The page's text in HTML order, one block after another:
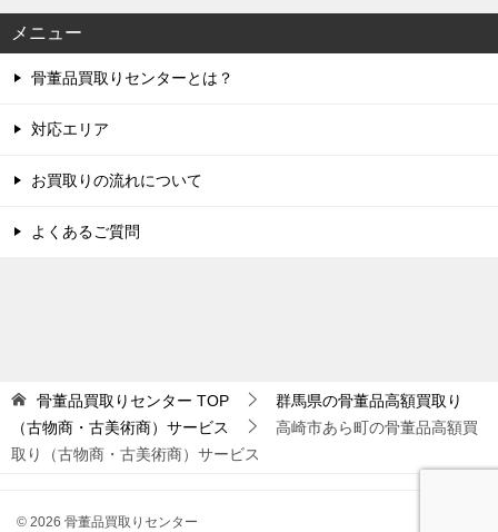
メニュー
骨董品買取りセンターとは？
対応エリア
お買取りの流れについて
よくあるご質問
骨董品買取りセンター TOP
群馬県の骨董品高額買取り
（古物商・古美術商）サービス
高崎市あら町の骨董品高額買
取り（古物商・古美術商）サービス
© 2026 骨董品買取りセンター